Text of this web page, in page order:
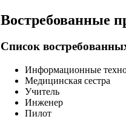
Востребованные
Список
Информационные
Медицинская сестра
Учитель
Инженер
Пилот